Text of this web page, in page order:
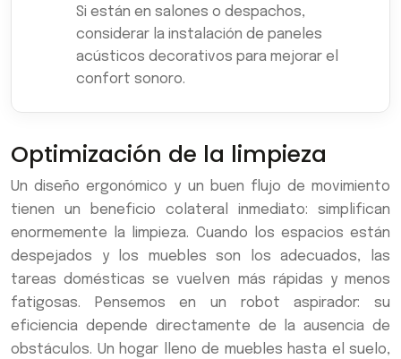
Si están en salones o despachos,
considerar la instalación de paneles
acústicos decorativos para mejorar el
confort sonoro.
Optimización de la limpieza
Un diseño ergonómico y un buen flujo de movimiento
tienen un beneficio colateral inmediato: simplifican
enormemente la limpieza. Cuando los espacios están
despejados y los muebles son los adecuados, las
tareas domésticas se vuelven más rápidas y menos
fatigosas. Pensemos en un robot aspirador: su
eficiencia depende directamente de la ausencia de
obstáculos. Un hogar lleno de muebles hasta el suelo,